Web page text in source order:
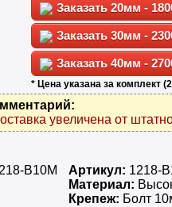
20мм -
30мм -
40мм -
* Цена указана за комплект
увеличена от
Артикул: 1218-
Материал:
Крепеж: Болт